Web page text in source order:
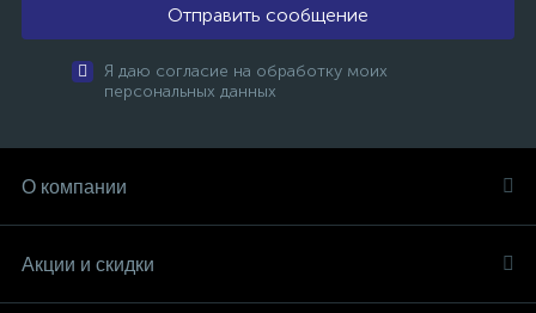
Отправить сообщение
Я даю согласие на обработку моих
персональных данных
О компании
Акции и скидки